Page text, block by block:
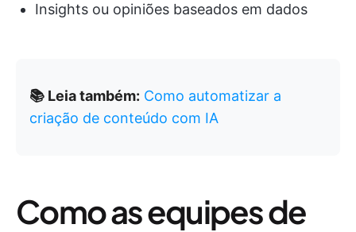
Insights ou opiniões baseados em dados
📚 Leia também: Como automatizar a
criação de conteúdo com IA
Como as equipes de